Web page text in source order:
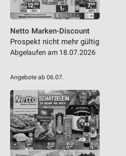
Netto Marken-Discount
Prospekt nicht mehr gültig
Abgelaufen am 18.07.2026
Angebote ab 06.07.